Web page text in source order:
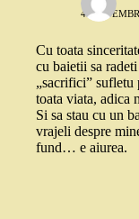
4
Cu toata
cu baietii sa
„sacrifici” sufletu
toata viata, adica
Si sa stau cu un
vrajeli despre
fund… e aiurea.